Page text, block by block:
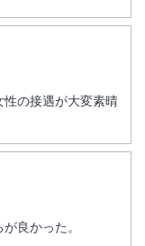
の接遇が大変素晴
良かった。